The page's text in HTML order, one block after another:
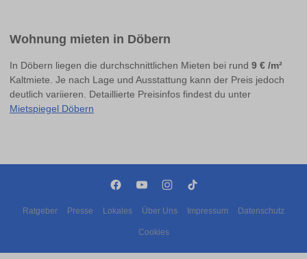
Wohnung mieten in Döbern
In Döbern liegen die durchschnittlichen Mieten bei rund 9 € /m²
Kaltmiete. Je nach Lage und Ausstattung kann der Preis jedoch
deutlich variieren. Detaillierte Preisinfos findest du unter
Mietspiegel Döbern
Ratgeber Presse Lokales Über Uns Impressum Datenschutz
Cookies